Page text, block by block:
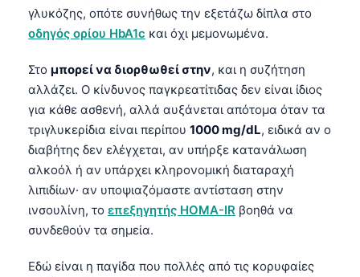
γλυκόζης, οπότε συνήθως την εξετάζω δίπλα στο
οδηγός ορίου HbA1c και όχι μεμονωμένα.
Στο μπορεί να διορθωθεί στην, και η συζήτηση
αλλάζει. Ο κίνδυνος παγκρεατίτιδας δεν είναι ίδιος
για κάθε ασθενή, αλλά αυξάνεται απότομα όταν τα
τριγλυκερίδια είναι περίπου 1000 mg/dL, ειδικά αν ο
διαβήτης δεν ελέγχεται, αν υπήρξε κατανάλωση
αλκοόλ ή αν υπάρχει κληρονομική διαταραχή
λιπιδίων· αν υποψιαζόμαστε αντίσταση στην
ινσουλίνη, το επεξηγητής HOMA-IR βοηθά να
συνδεθούν τα σημεία.
Εδώ είναι η παγίδα που πολλές από τις κορυφαίες